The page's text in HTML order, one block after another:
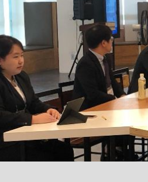
…」本田圭佑が初めて明かした日本代
おすすめのキーワードタグ一
#藤田晋 #三山凌輝 #高市早苗
#玉木雄一郎
#亀和田武